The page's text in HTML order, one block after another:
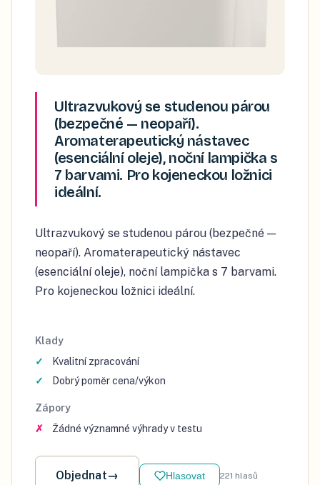
Ultrazvukový se studenou párou
(bezpečné — neopaří).
Aromaterapeutický nástavec
(esenciální oleje), noční lampička s
7 barvami. Pro kojeneckou ložnici
ideální.
Ultrazvukový se studenou párou (bezpečné —
neopaří). Aromaterapeutický nástavec
(esenciální oleje), noční lampička s 7 barvami.
Pro kojeneckou ložnici ideální.
Klady
Kvalitní zpracování
Dobrý poměr cena/výkon
Zápory
Žádné významné výhrady v testu
Objednat→ Hlasovat 221 hlasů